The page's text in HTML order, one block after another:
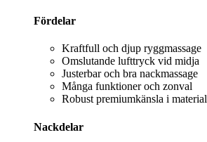
Fördelar
Kraftfull och djup ryggmassage
Omslutande lufttryck vid midja
Justerbar och bra nackmassage
Många funktioner och zonval
Robust premiumkänsla i material
Nackdelar